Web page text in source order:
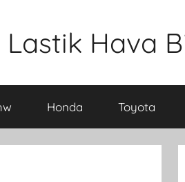
Lastik Hava
Honda Toyota